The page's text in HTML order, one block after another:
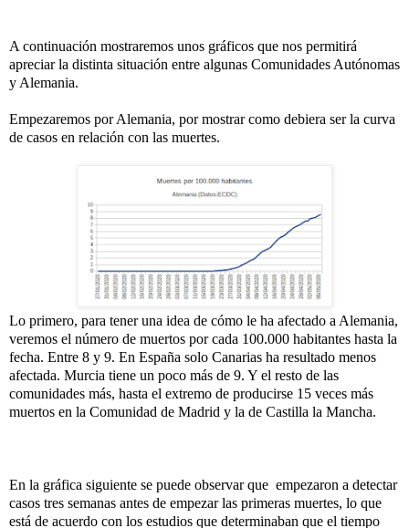
A continuación mostraremos unos gráficos que nos permitirá
apreciar la distinta situación entre algunas Comunidades Autónomas
y Alemania.
Empezaremos por Alemania, por mostrar como debiera ser la curva
de casos en relación con las muertes.
Lo primero, para tener una idea de cómo le ha afectado a Alemania,
veremos el número de muertos por cada 100.000 habitantes hasta la
fecha. Entre 8 y 9. En España solo Canarias ha resultado menos
afectada. Murcia tiene un poco más de 9. Y el resto de las
comunidades más, hasta el extremo de producirse 15 veces más
muertos en la Comunidad de Madrid y la de Castilla la Mancha.
En la gráfica siguiente se puede observar que empezaron a detectar
casos tres semanas antes de empezar las primeras muertes, lo que
está de acuerdo con los estudios que determinaban que el tiempo